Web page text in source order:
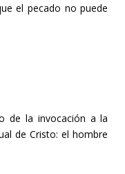
el pecado no puede
de la invocación a la
de Cristo: el hombre